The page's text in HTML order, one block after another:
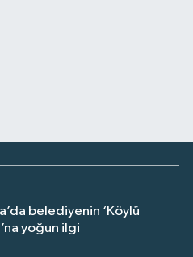
belediyenin ‘Köylü
yoğun ilgi